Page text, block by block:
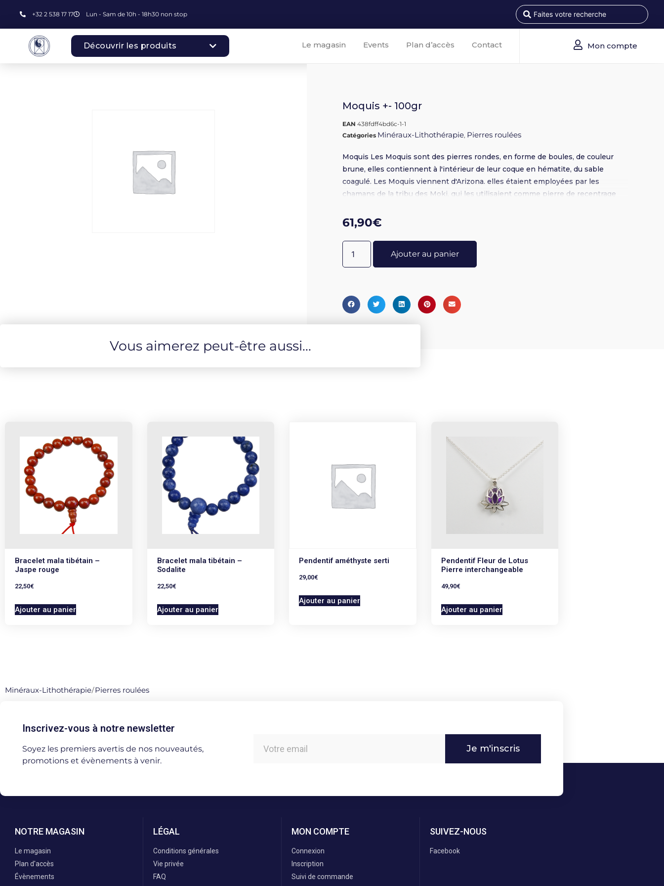
+32 2 538 17 17 Lun - Sam de 10h - 18h30 non stop
Découvrir les produits Le magasin Events Plan d’accès Contact Mon compte
Moquis +- 100gr
EAN438fdff4bd6c-1-1
Catégories Minéraux-Lithothérapie, Pierres roulées
Moquis Les Moquis sont des pierres rondes, en forme de boules, de couleur
brune, elles contiennent à l'intérieur de leur coque en hématite, du sable
coagulé. Les Moquis viennent d'Arizona. elles étaient employées par les
chamans de la tribu des Moki, qui les utilisaient comme pierre de recentrage
énergies et des corps. Elles peuvent être aussi utilisés pour équilibrer vos
chakras. Pour cela placer le Moki positif ou yang devant le corps, et le négatif
ou yin derrière, à hauteur du chakra. Allongé de préférence, laissez les pierres
agir pendant une vingtaine de minutes, sans pensées, en méditation. Si vous
préférez être assis, placez les Moquis dans vos mains. La pierre positive dans la
ou négatif-yin ou yang) vous pouvez utiliser un pendule. Yin = énergie féminine
plaçant de part et d'autre des points douloureux. Les chamans s'en servent
61,90€
Ajouter au panier
Vous aimerez peut-être aussi...
Bracelet mala tibétain –
Jaspe rouge
22,50€
Ajouter au panier
Bracelet mala tibétain –
Sodalite
22,50€
Ajouter au panier
Pendentif améthyste serti
29,00€
Ajouter au panier
Pendentif Fleur de Lotus
Pierre interchangeable
49,90€
Ajouter au panier
Minéraux-Lithothérapie/Pierres roulées
Inscrivez-vous à notre newsletter
Soyez les premiers avertis de nos nouveautés,
promotions et évènements à venir.
Je m'inscris
NOTRE MAGASIN
Le magasin
Plan d'accès
Évènements
LÉGAL
Conditions générales
Vie privée
FAQ
MON COMPTE
Connexion
Inscription
Suivi de commande
SUIVEZ-NOUS
Facebook